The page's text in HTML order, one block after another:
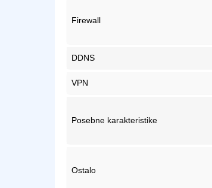
Firewall
DDNS
VPN
Posebne karakteristike
Ostalo